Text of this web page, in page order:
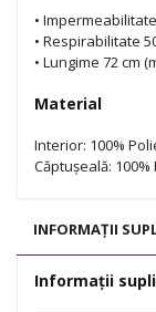
•
• Respirabilitate
• Lungime 72 cm
Material
Interior: 100%
Căptușeală:
INFORMAȚII
Informații